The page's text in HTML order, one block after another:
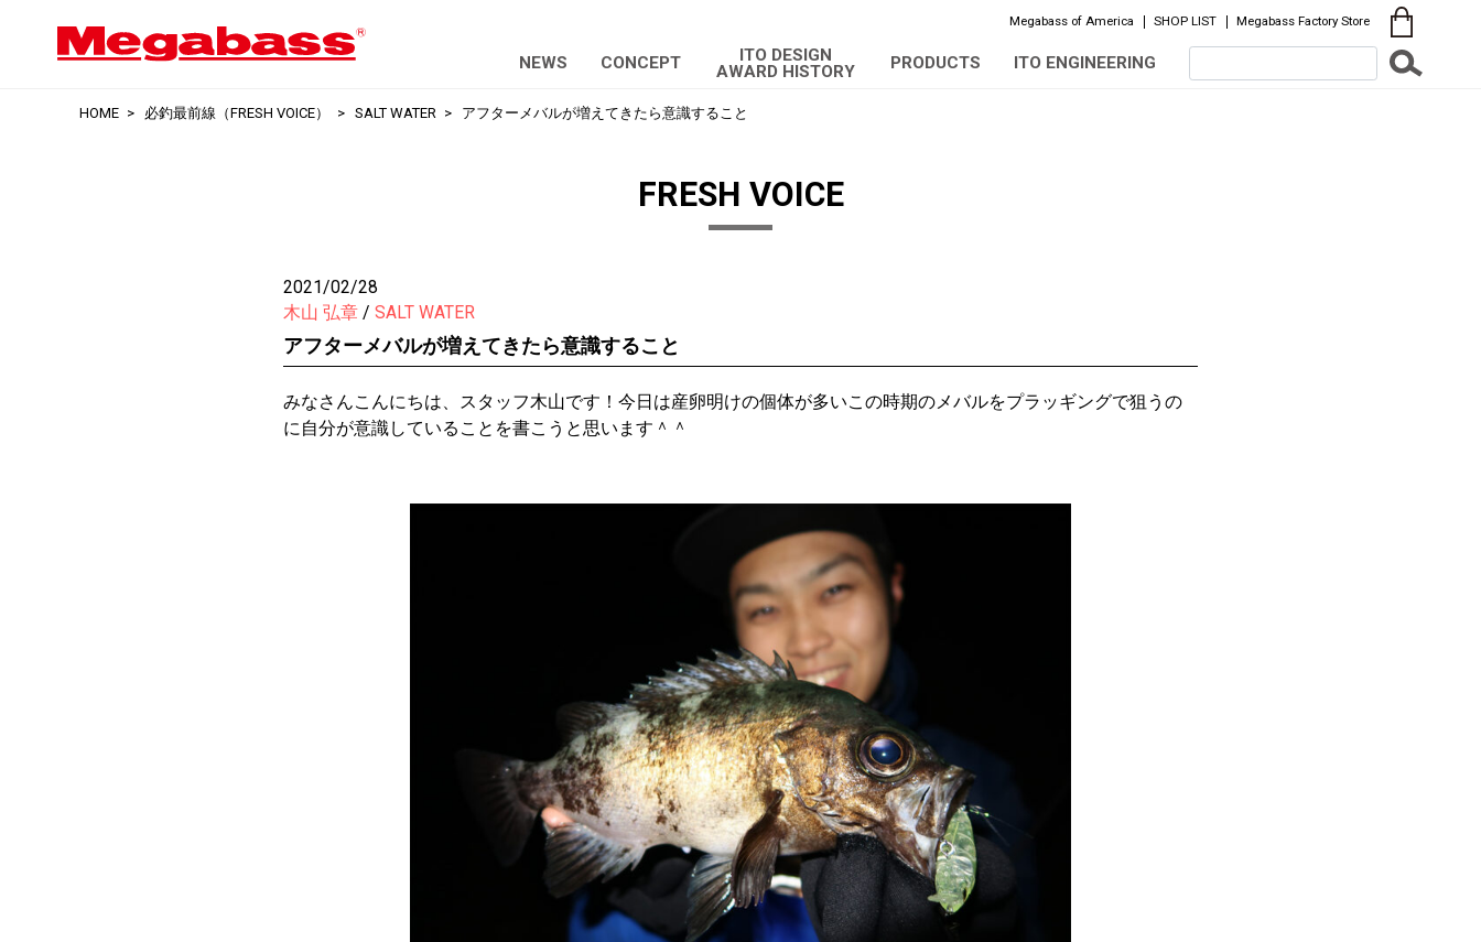
Megabass of America SHOP LIST Megabass Factory Store
NEWS CONCEPT
ITO DESIGN
AWARD HISTORY
PRODUCTS ITO ENGINEERING
HOME 必釣最前線（FRESH VOICE） SALT WATER アフターメバルが増えてきたら意識すること
FRESH VOICE
2021/02/28
木山 弘章
SALT WATER
アフターメバルが増えてきたら意識すること
みなさんこんにちは、スタッフ木山です！今日は産卵明けの個体が多いこの時期のメバルをプラッギングで狙うの
に自分が意識していることを書こうと思います＾＾